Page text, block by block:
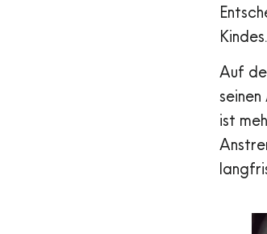
Kindes.
Auf
ist